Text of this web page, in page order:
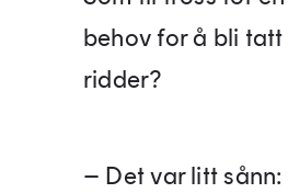
behov for å bli tatt
ridder?
– Det var litt sånn: